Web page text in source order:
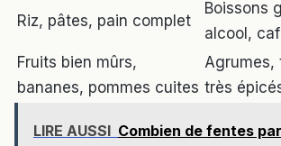
Riz, pâtes, pain complet
Boissons
alcool,
Fruits bien mûrs,
bananes, pommes cuites
Agrumes,
très
LIRE AUSSI Combien de fentes